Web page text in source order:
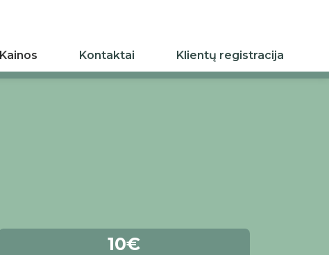
Kainos Kontaktai Klientų registracija
10€